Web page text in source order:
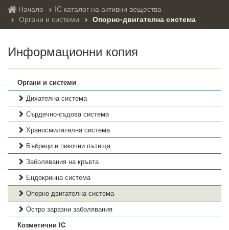
Начало
IC каталог на активни вещества
Органи и системи
Опорно-двигателна система
Информационни копия
Органи и системи
Дихателна система
Сърдечно-съдова система
Храносмилателна система
Бъбреци и пикочни пътища
Заболявания на кръвта
Ендокринна система
Опорно-двигателна система
Остро заразни заболявания
Козметични IC